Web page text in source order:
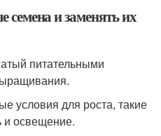
семена и заменять их
питательными
условия для роста, такие
и освещение.